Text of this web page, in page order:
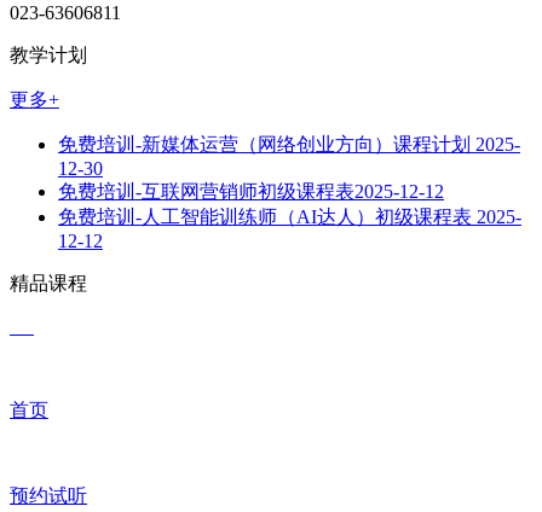
023-63606811
教学计划
更多+
免费培训-新媒体运营（网络创业方向）课程计划 2025-
12-30
免费培训-互联网营销师初级课程表​2025-12-12
免费培训-人工智能训练师（AI达人）初级课程表 2025-
12-12
精品课程
首页
预约试听